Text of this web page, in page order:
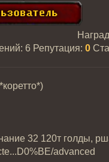
6 Репутация: 0
32 120т голды,
advanced